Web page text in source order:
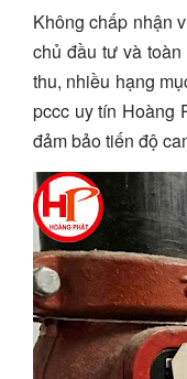
Không chấp nhận
chủ đầu tư và
thu, nhiều hạng
pccc uy tín Hoàng
đảm bảo tiến độ